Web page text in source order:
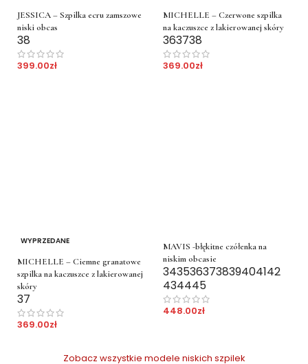
JESSICA – Szpilka ecru zamszowe
niski obcas
38
399.00zł
MICHELLE – Czerwone szpilka
na kaczuszce z lakierowanej skóry
363738
369.00zł
WYPRZEDANE
MICHELLE – Ciemne granatowe
szpilka na kaczuszce z lakierowanej
skóry
37
369.00zł
MAVIS -błękitne czółenka na
niskim obcasie
343536373839404142
434445
448.00zł
Zobacz wszystkie modele niskich szpilek